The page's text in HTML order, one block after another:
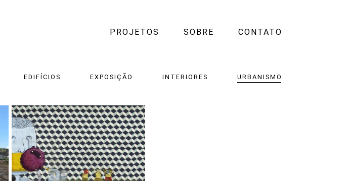
PROJETOS SOBRE CONTATO
EDIFÍCIOS EXPOSIÇÃO INTERIORES URBANISMO